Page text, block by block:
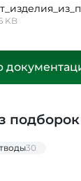
KB
подборок
30